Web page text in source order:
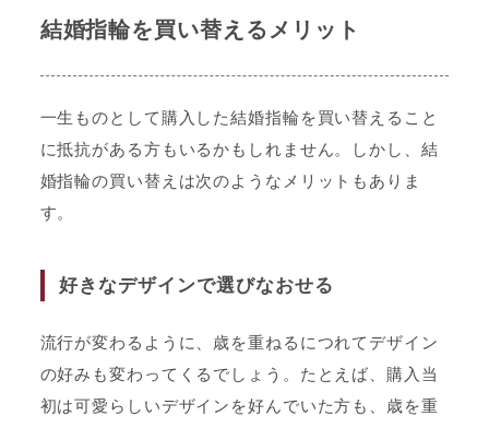
結婚指輪を買い替えるメリット
一生ものとして購入した結婚指輪を買い替えること
に抵抗がある方もいるかもしれません。しかし、結
婚指輪の買い替えは次のようなメリットもありま
す。
好きなデザインで選びなおせる
流行が変わるように、歳を重ねるにつれてデザイン
の好みも変わってくるでしょう。たとえば、購入当
初は可愛らしいデザインを好んでいた方も、歳を重